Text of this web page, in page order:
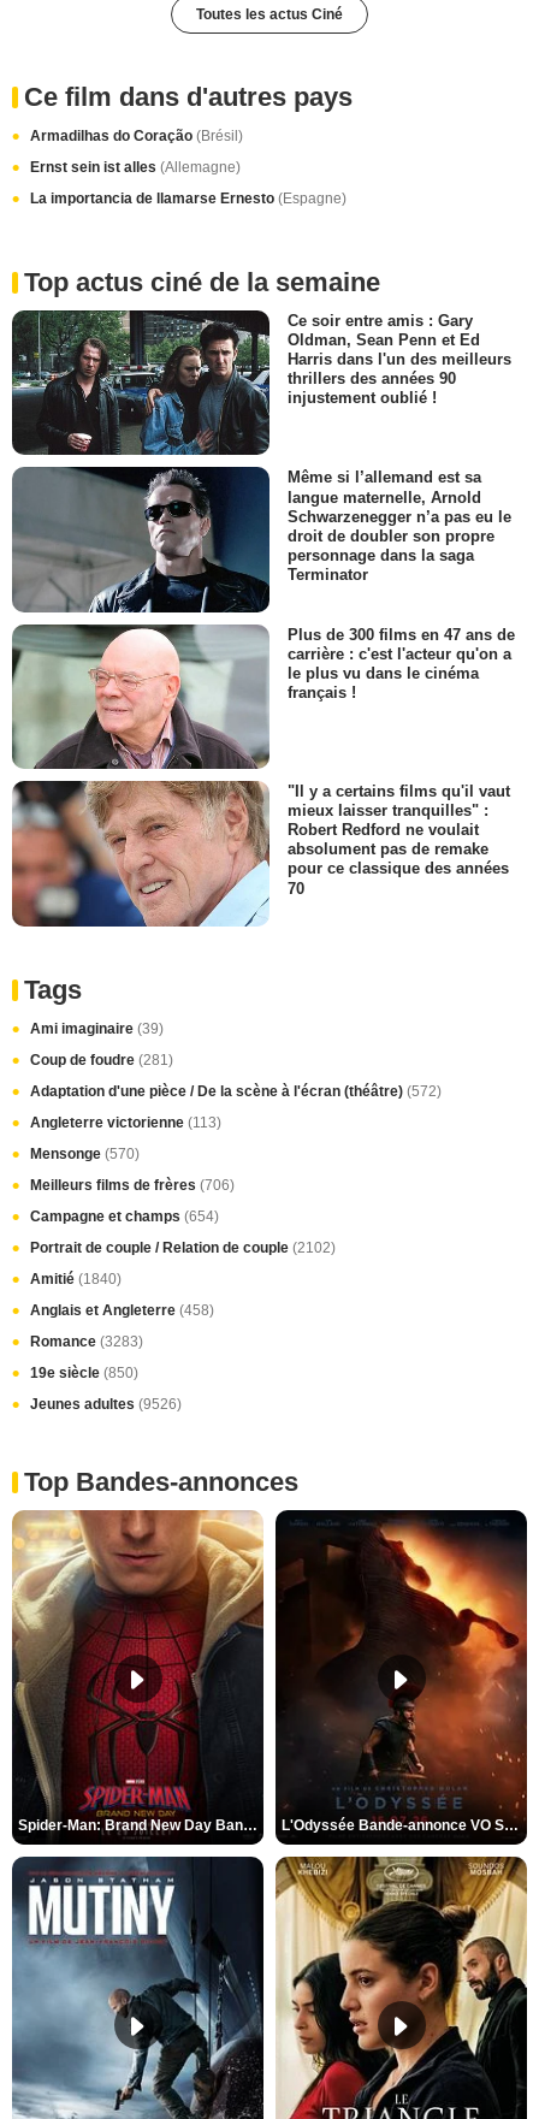
Toutes les actus Ciné
Ce film dans d'autres pays
Armadilhas do Coração (Brésil)
Ernst sein ist alles (Allemagne)
La importancia de llamarse Ernesto (Espagne)
Top actus ciné de la semaine
Ce soir entre amis : Gary
Oldman, Sean Penn et Ed
Harris dans l'un des meilleurs
thrillers des années 90
injustement oublié !
Même si l’allemand est sa
langue maternelle, Arnold
Schwarzenegger n’a pas eu le
droit de doubler son propre
personnage dans la saga
Terminator
Plus de 300 films en 47 ans de
carrière : c'est l'acteur qu'on a
le plus vu dans le cinéma
français !
"Il y a certains films qu'il vaut
mieux laisser tranquilles" :
Robert Redford ne voulait
absolument pas de remake
pour ce classique des années
70
Tags
Ami imaginaire (39)
Coup de foudre (281)
Adaptation d'une pièce / De la scène à l'écran (théâtre) (572)
Angleterre victorienne (113)
Mensonge (570)
Meilleurs films de frères (706)
Campagne et champs (654)
Portrait de couple / Relation de couple (2102)
Amitié (1840)
Anglais et Angleterre (458)
Romance (3283)
19e siècle (850)
Jeunes adultes (9526)
Top Bandes-annonces
Spider-Man: Brand New Day Bande-annonce VO STFR L'Odyssée Bande-annonce VO STFR